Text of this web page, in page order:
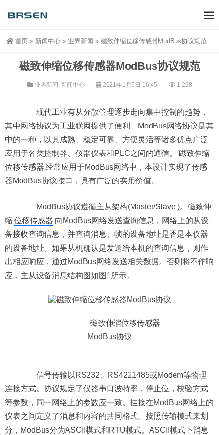
首页 » 新闻中心 » 业界新闻 » 磁致伸缩位移传感器ModBus协议规范
磁致伸缩位移传感器ModBus协议规范
业界新闻 , 新闻中心 2021年1月5日 16:45 1,298
现代工业有从分散管理逐步走向集中控制的趋势，
其中网络协议为工业联网提供了便利。ModBus网络协议是其
中的一种，以其成熟、稳定可靠、方便灵活等诸多优点广泛
应用于各类控制器、仪器仪表和PLC之间的通信。
磁致伸缩
位移传感器 经常应用于ModBus网络中，本设计实现了传感
器ModBus协议接口，具有广泛的实用价值。
ModBus协议遵循主从架构(Master/Slave )。磁致伸
缩位移传感器 向ModBus网络发送查询信息，网络上的从设
备接收查询信息，并查询消息、帧的设备地址是否是本仪器
的设备地址。如果从机确认是发送给本机的查询信息，则作
出相应响应，通过ModBus网络发送相关数据。否则将不作响
应，主从设备消息结构图如图1所示。
磁致伸缩位移传感器
ModBus协议
信号传输以RS232、RS4221485或Modem等物理
连接方式。协议规定了仪器串口波特率，停止位，校验方式
等参数，同一网络上的参数应一致。挂接在ModBus网络上的
仪表之间定义了消息和内容的共同格式。按照传输模式来划
分，ModBus分为ASCII模式和RTU模式。ASCII模式下消息